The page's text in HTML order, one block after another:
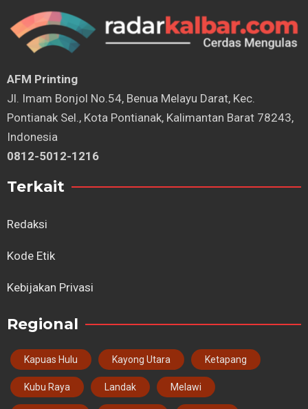
AFM Printing
⁠Jl. Imam Bonjol No.54, Benua Melayu Darat, Kec.
Pontianak Sel., Kota Pontianak, Kalimantan Barat 78243,
Indonesia
0812-5012-1216
Terkait
Redaksi
Kode Etik
Kebijakan Privasi
Regional
Kapuas Hulu Kayong Utara Ketapang
Kubu Raya Landak Melawi